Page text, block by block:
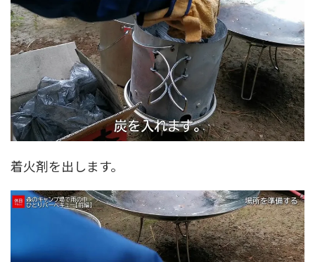
着火剤を出します。